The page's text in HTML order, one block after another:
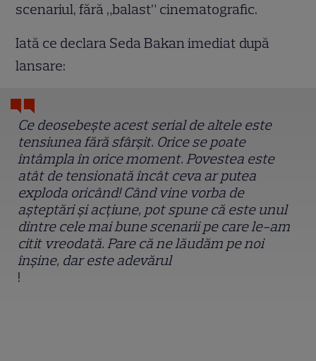
scenariul, fără „balast” cinematografic.
Iată ce declara Seda Bakan imediat după
lansare:
Ce deosebește acest serial de altele este
tensiunea fără sfârșit. Orice se poate
întâmpla în orice moment. Povestea este
atât de tensionată încât ceva ar putea
exploda oricând! Când vine vorba de
așteptări și acțiune, pot spune că este unul
dintre cele mai bune scenarii pe care le-am
citit vreodată. Pare că ne lăudăm pe noi
înșine, dar este adevărul
!